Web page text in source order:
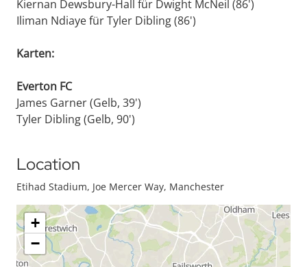
Kiernan Dewsbury-Hall für Dwight McNeil (86')
Iliman Ndiaye für Tyler Dibling (86')
Karten:
Everton FC
James Garner (Gelb, 39')
Tyler Dibling (Gelb, 90')
Location
Etihad Stadium, Joe Mercer Way, Manchester
+
−